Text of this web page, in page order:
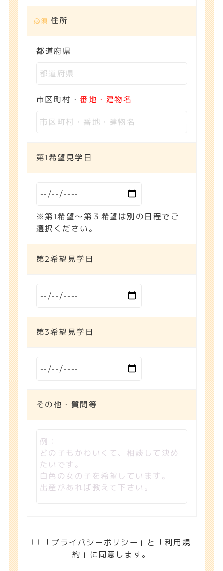
住所
都道府県
市区町村・番地・建物名
第1希望見学日
※第1希望～第３希望は別の日程でご
選択ください。
第2希望見学日
第3希望見学日
その他・質問等
「プライバシーポリシー 」と「利用規
約 」に同意します。